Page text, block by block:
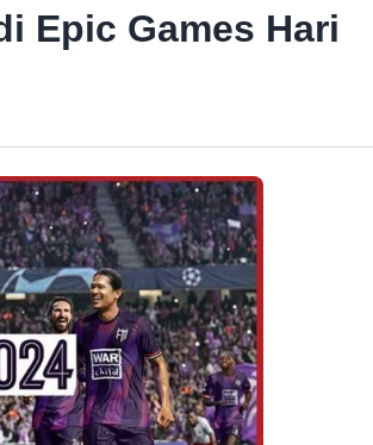
Epic Games Hari